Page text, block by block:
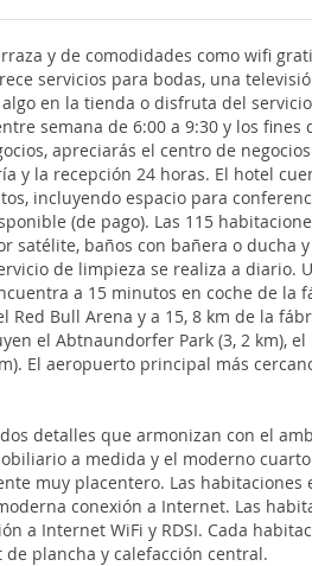
y de comodidades como wifi
servicios para bodas, una
en la tienda o disfruta del
semana de 6:00 a 9:30 y los fines
apreciarás el centro de
y la recepción 24 horas. El hotel
incluyendo espacio para
(de pago). Las 115
satélite, baños con bañera o ducha
de limpieza se realiza a diario.
a 15 minutos en coche de la
Red Bull Arena y a 15, 8 km de la
el Abtnaundorfer Park (3, 2 km),
El aeropuerto principal más
detalles que armonizan con el
a medida y el moderno
muy placentero. Las habitaciones
conexión a Internet. Las
a Internet WiFi y RDSI. Cada
plancha y calefacción central.